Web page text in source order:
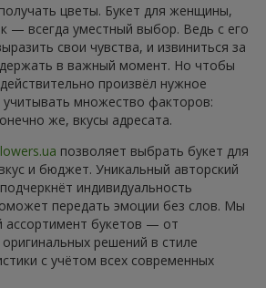
цветы. Букет для женщины,
— всегда уместный выбор. Ведь с его
свои чувства, и извиниться за
в важный момент. Но чтобы
произвёл нужное
множество факторов:
же, вкусы адресата.
позволяет выбрать букет для
и бюджет. Уникальный авторский
индивидуальность
передать эмоции без слов. Мы
ассортимент букетов — от
решений в стиле
с учётом всех современных